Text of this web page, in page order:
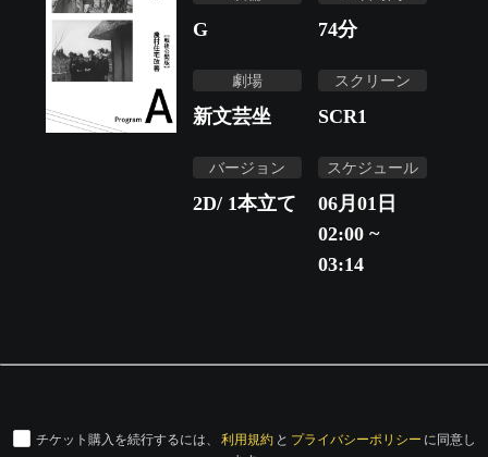
G 74分
劇場
新文芸坐
スクリーン
SCR1
バージョン
2D/ 1本立て
スケジュール
06月01日
02:00 ~
03:14
チケット購入を続行するには、 利用規約 と プライバシーポリシー に同意し